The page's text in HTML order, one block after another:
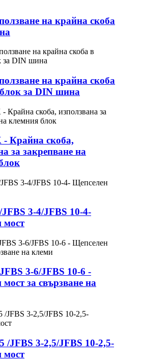
на крайна скоба
на крайна скоба
за DIN шина
- Крайна скоба,
за закрепване на
3-4/JFBS 10-4-
мост
3-6/JFBS 10-6 -
за свързване на
/JFBS 3-2,5/JFBS 10-2,5-
мост